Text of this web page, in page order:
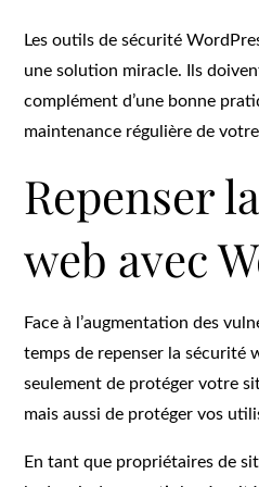
Les outils de sécurité
une solution miracle. Ils
complément d’une bonne
maintenance régulière de
Repenser
web avec
Face à l’augmentation des
temps de repenser la sécurité
seulement de protéger votre
mais aussi de protéger vos
En tant que propriétaires de